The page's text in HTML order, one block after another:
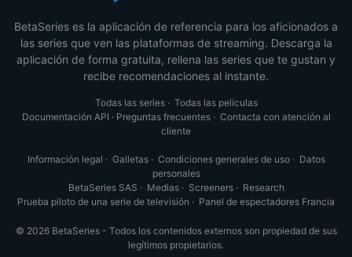
BetaSeries es la aplicación de referencia para los aficionados a
las series que ven las plataformas de streaming. Descarga la
aplicación de forma gratuita, rellena las series que te gustan y
recibe recomendaciones al instante.
Todas las series· Todas las películas
Documentación API · Preguntas frecuentes· Contacta con atención al
cliente
Información legal · Galletas· Condiciones generales de uso· Datos
personales
BetaSeries SAS · Medias· Screeners· Research
Prueba piloto de una serie de televisión · Panel de espectadores Francia
© 2026 BetaSeries - Todos los contenidos externos son propiedad de sus
legítimos propietarios.